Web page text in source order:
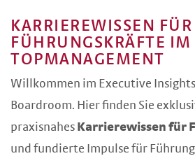
KARRIEREWISSEN FÜR
FÜHRUNGSKRÄFTE IM
TOPMANAGEMENT
Willkommen im Executive
Boardroom. Hier finden Sie
praxisnahes Karrierewissen für
und fundierte Impulse für